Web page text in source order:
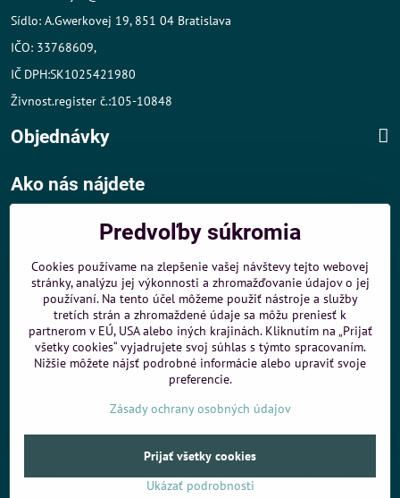
Sídlo: A.Gwerkovej 19, 851 04 Bratislava
IČO: 33768609,
IČ DPH:SK1025421980
Živnost.register č.:105-10848
Objednávky
Ako nás nájdete
- v tesnej blízkosti diaľničného obchvatu
- dobré parkovacie možnosti 40 m od predajne
MHD:
- 200 m od zastávky MHD Záporožská - autobusy č. 80 a 88
- 250 m od zastávky MHD ŽST Petržalka - autobus 99
Sme umiestnení uShopMania- Internetové nákupy
©2026Copyright
Predvoľby súkromiaZásady ochrany osobných údajov
Vytvorené pomocou:BiznisWeb.sk
Predvoľby súkromia
Cookies používame na zlepšenie vašej návštevy tejto webovej
stránky, analýzu jej výkonnosti a zhromažďovanie údajov o jej
používaní. Na tento účel môžeme použiť nástroje a služby
tretích strán a zhromaždené údaje sa môžu preniesť k
partnerom v EÚ, USA alebo iných krajinách. Kliknutím na „Prijať
všetky cookies“ vyjadrujete svoj súhlas s týmto spracovaním.
Nižšie môžete nájsť podrobné informácie alebo upraviť svoje
preferencie.
Zásady ochrany osobných údajov
Ukázať podrobnosti
Prijať všetky cookies